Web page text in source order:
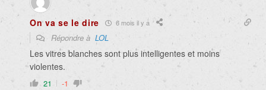
On va se le dire 6 mois il y a
Répondre à LOL
Les vitres blanches sont plus intelligentes et moins
violentes.
21 -1